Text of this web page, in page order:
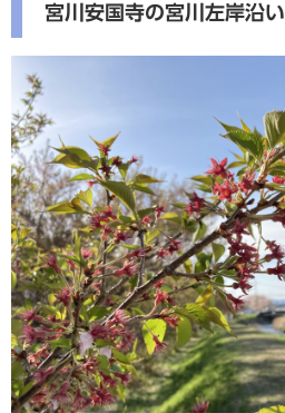
宮川安国寺の宮川左岸沿い